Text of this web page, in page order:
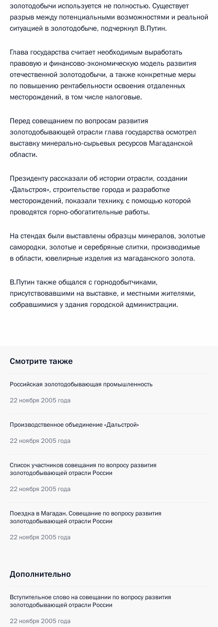
золотодобычи используется не полностью. Существует
разрыв между потенциальными возможностями и реальной
ситуацией в золотодобыче, подчеркнул В.Путин.
Глава государства считает необходимым выработать
правовую и финансово-экономическую модель развития
отечественной золотодобычи, а также конкретные меры
по повышению рентабельности освоения отдаленных
месторождений, в том числе налоговые.
Перед совещанием по вопросам развития
золотодобывающей отрасли глава государства осмотрел
выставку минерально-сырьевых ресурсов Магаданской
области.
Президенту рассказали об истории отрасли, создании
«Дальстроя», строительстве города и разработке
месторождений, показали технику, с помощью которой
проводятся горно-обогатительные работы.
На стендах были выставлены образцы минералов, золотые
самородки, золотые и серебряные слитки, производимые
в области, ювелирные изделия из магаданского золота.
В.Путин также общался с горнодобытчиками,
присутствовавшими на выставке, и местными жителями,
собравшимися у здания городской администрации.
Смотрите также
Российская золотодобывающая промышленность
22 ноября 2005 года
Производственное объединение «Дальстрой»
22 ноября 2005 года
Список участников совещания по вопросу развития
золотодобывающей отрасли России
22 ноября 2005 года
Поездка в Магадан. Совещание по вопросу развития
золотодобывающей отрасли России
22 ноября 2005 года
Дополнительно
Вступительное слово на совещании по вопросу развития
золотодобывающей отрасли России
22 ноября 2005 года